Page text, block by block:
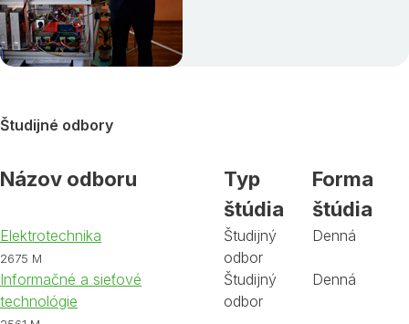
Študijné odbory
Názov odboru
Typ
štúdia
Forma
štúdia
Elektrotechnika
2675 M
Študijný
odbor
Denná
Informačné a sieťové
technológie
Študijný
odbor
Denná